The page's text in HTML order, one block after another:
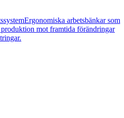
Ergonomiska arbetsbänkar som
mot framtida förändringar